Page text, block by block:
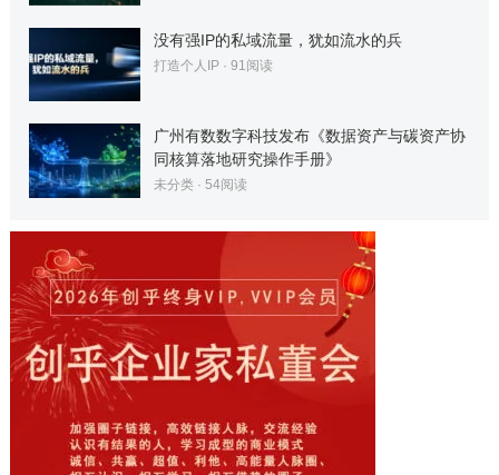
没有强IP的私域流量，犹如流水的兵
打造个人IP· 91 阅读
广州有数数字科技发布《数据资产与碳资产协
同核算落地研究操作手册》
未分类· 54阅读